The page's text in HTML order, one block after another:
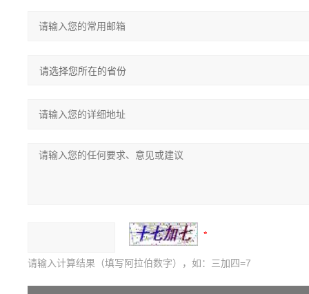
请输入计算结果（填写阿拉伯数字），如：三加四=7